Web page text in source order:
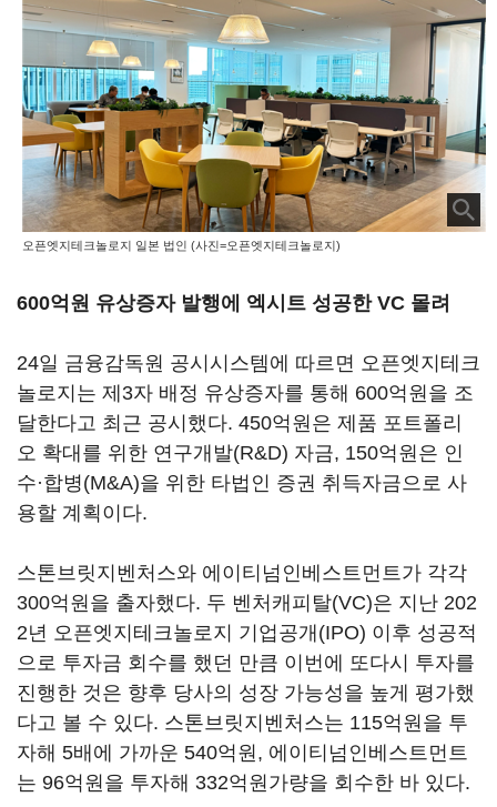
오픈엣지테크놀로지 일본 법인 (사진=오픈엣지테크놀로지)
600억원 유상증자 발행에 엑시트 성공한 VC 몰려
24일 금융감독원 공시시스템에 따르면 오픈엣지테크
놀로지는 제3자 배정 유상증자를 통해 600억원을 조
달한다고 최근 공시했다. 450억원은 제품 포트폴리
오 확대를 위한 연구개발(R&D) 자금, 150억원은 인
수·합병(M&A)을 위한 타법인 증권 취득자금으로 사
용할 계획이다.
스톤브릿지벤처스와 에이티넘인베스트먼트가 각각
300억원을 출자했다. 두 벤처캐피탈(VC)은 지난 202
2년 오픈엣지테크놀로지 기업공개(IPO) 이후 성공적
으로 투자금 회수를 했던 만큼 이번에 또다시 투자를
진행한 것은 향후 당사의 성장 가능성을 높게 평가했
다고 볼 수 있다. 스톤브릿지벤처스는 115억원을 투
자해 5배에 가까운 540억원, 에이티넘인베스트먼트
는 96억원을 투자해 332억원가량을 회수한 바 있다.